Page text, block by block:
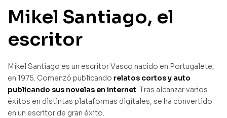
Mikel Santiago, el
escritor
Mikel Santiago es un escritor Vasco nacido en Portugalete,
en 1975. Comenzó publicando relatos cortos y auto
publicando sus novelas en internet . Tras alcanzar varios
éxitos en distintas plataformas digitales, se ha convertido
en un escritor de gran éxito.